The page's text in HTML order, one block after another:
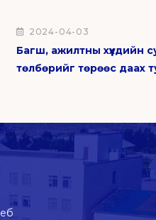
Багш, ажилтны хүүхдийн
төлбөрийг төрөөс даах
2024-04-03